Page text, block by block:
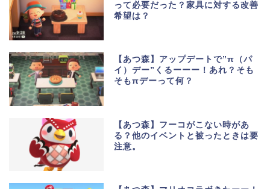
って必要だった？家具に対する改善
希望は？
【あつ森】アップデートで”π（パ
イ）デー”くるーーー！あれ？そも
そもπデーって何？
【あつ森】フーコがこない時があ
る？他のイベントと被ったときは要
注意。